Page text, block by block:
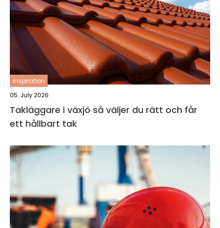
inspiration
05. July 2026
Takläggare i växjö så väljer du rätt och får
ett hållbart tak